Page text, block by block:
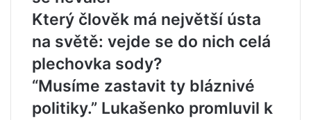
Který člověk má největší ústa
na světě: vejde se do nich celá
plechovka sody?
“Musíme zastavit ty bláznivé
politiky.” Lukašenko promluvil k